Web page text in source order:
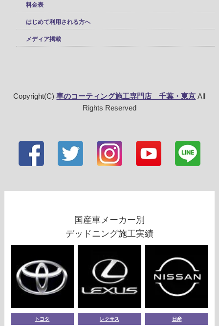
料金表
はじめて利用される方へ
メディア掲載
Copyright(C)車のコーティング施工専門店 千葉・東京 All
Rights Reserved
国産車メーカー別
デッドニング施工実績
トヨタ レクサス 日産